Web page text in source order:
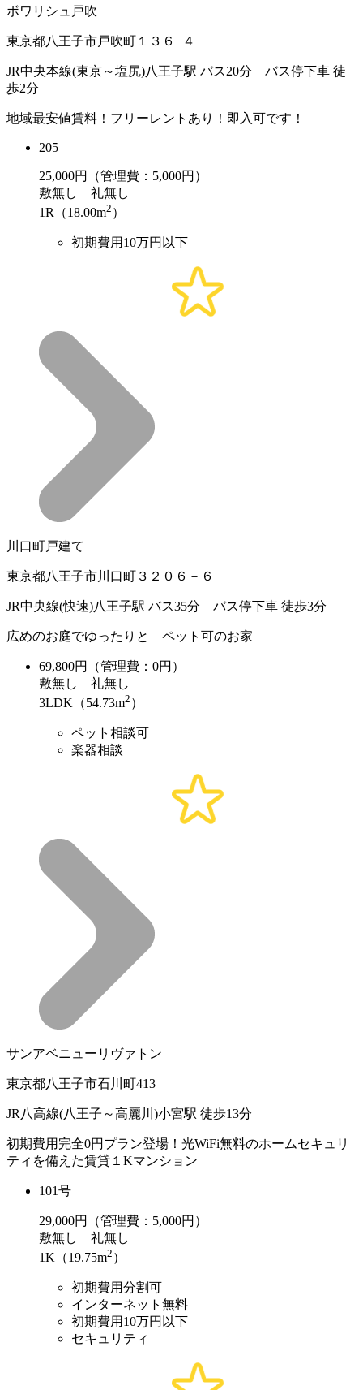
ボワリシュ戸吹
東京都八王子市戸吹町１３６−４
JR中央本線(東京～塩尻)八王子駅 バス20分 バス停下車 徒
歩2分
地域最安値賃料！フリーレントあり！即入可です！
205
25,000円（管理費：5,000円）
敷無し 礼無し
1R（18.00m2 ）
初期費用10万円以下
川口町戸建て
東京都八王子市川口町３２０６－６
JR中央線(快速)八王子駅 バス35分 バス停下車 徒歩3分
広めのお庭でゆったりと ペット可のお家
69,800円（管理費：0円）
敷無し 礼無し
3LDK（54.73m2 ）
ペット相談可
楽器相談
サンアベニューリヴァトン
東京都八王子市石川町413
JR八高線(八王子～高麗川)小宮駅 徒歩13分
初期費用完全0円プラン登場！光WiFi無料のホームセキュリ
ティを備えた賃貸１Kマンション
101号
29,000円（管理費：5,000円）
敷無し 礼無し
1K（19.75m2 ）
初期費用分割可
インターネット無料
初期費用10万円以下
セキュリティ